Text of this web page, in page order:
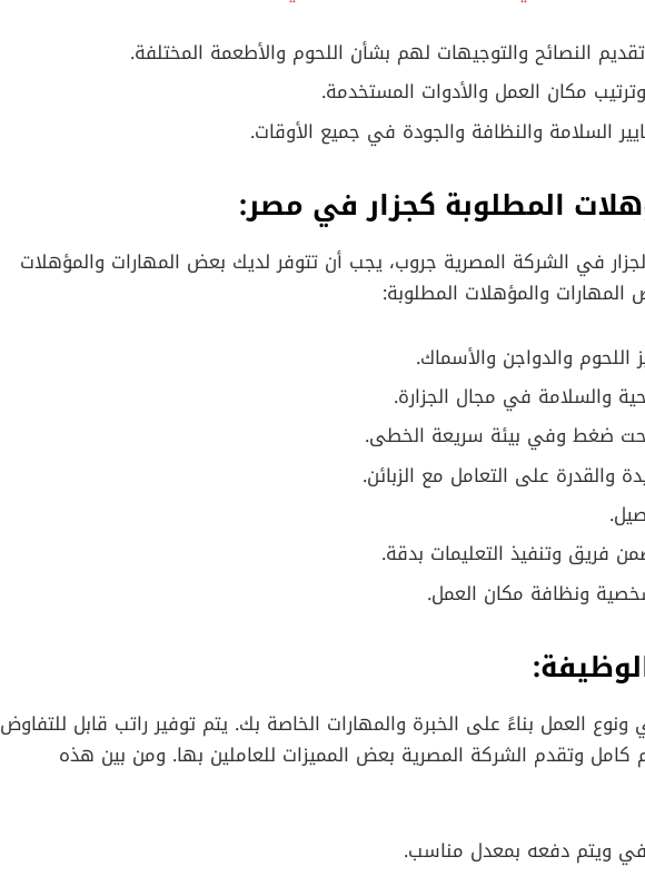
النصائح والتوجيهات لهم بشأن اللحوم والأطعمة المختلفة.
مكان العمل والأدوات المستخدمة.
السلامة والنظافة والجودة في جميع الأوقات.
المطلوبة كجزار في مصر:
في الشركة المصرية جروب، يجب أن تتوفر لديك بعض المهارات والمؤهلات
والمؤهلات المطلوبة:
والدواجن والأسماك.
والسلامة في مجال الجزارة.
ضغط وفي بيئة سريعة الخطى.
والقدرة على التعامل مع الزبائن.
فريق وتنفيذ التعليمات بدقة.
ونظافة مكان العمل.
ونوع العمل بناءً على الخبرة والمهارات الخاصة بك. يتم توفير راتب قابل للتفاوض
وتقدم الشركة المصرية بعض المميزات للعاملين بها. ومن بين هذه
ويتم دفعه بمعدل مناسب.